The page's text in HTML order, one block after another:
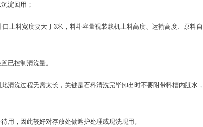
淀回用；
上料宽度要大于3米，料斗容量视装载机上料高度、运输高度、原料
已控制清洗量。
清洗过程无需太长，关键是石料清洗完毕卸出时不要附带料槽内脏水
用，因此较好对存放处做遮护处理或现洗现用。